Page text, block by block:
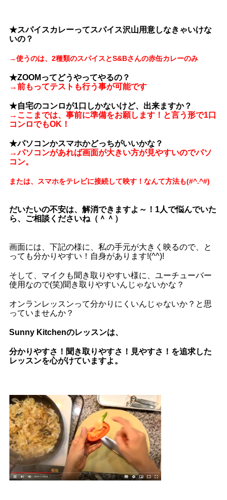
★スパイスカレーってスパイス沢山用意しなきゃいけな
いの？
→使うのは、2種類のスパイスとS&Bさんの赤缶カレーのみ
★ZOOMってどうやってやるの？
→前もってテストも行う事が可能です
★自宅のコンロが1口しかないけど、出来ますか？
→ここまでは、事前に準備をお願します！と言う形で1口
コンロでもOK！
★パソコンかスマホかどっちがいいかな？
→パソコンがあれば画面が大きい方が見やすいのでパソ
コン。
または、スマホをテレビに接続して映す！なんて方法も(#^.^#)
だいたいの不安は、解消できますよ～！1人で悩んでいた
ら、ご相談くださいね（＾＾）
画面には、下記の様に、私の手元が大きく映るので、と
っても分かりやすい！自身があります!(^^)!
そして、マイクも聞き取りやすい様に、ユーチューバー
使用なので(笑)聞き取りやすいんじゃないかな？
オンランレッスンって分かりにくいんじゃないか？と思
っていませんか？
Sunny Kitchenのレッスンは、
分かりやすさ！聞き取りやすさ！見やすさ！を追求した
レッスンを心がけていますよ。